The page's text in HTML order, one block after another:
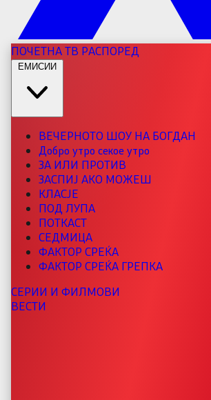
ПОЧЕТНАТВ РАСПОРЕД
ЕМИСИИ
ВЕЧЕРНОТО ШОУ НА БОГДАН
Добро утро секое утро
ЗА ИЛИ ПРОТИВ
ЗАСПИЈ АКО МОЖЕШ
КЛАСЈЕ
ПОД ЛУПА
ПОТКАСТ
СЕДМИЦА
ФАКТОР СРЕЌА
ФАКТОР СРЕЌА ГРЕПКА
СЕРИИ И ФИЛМОВИ
ВЕСТИ